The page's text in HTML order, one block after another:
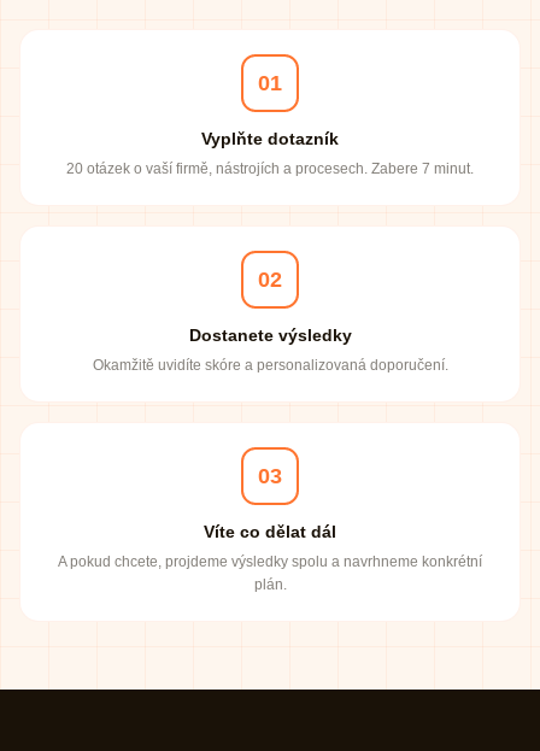
01
Vyplňte dotazník
20 otázek o vaší firmě, nástrojích a procesech. Zabere 7 minut.
02
Dostanete výsledky
Okamžitě uvidíte skóre a personalizovaná doporučení.
03
Víte co dělat dál
A pokud chcete, projdeme výsledky spolu a navrhneme konkrétní
plán.